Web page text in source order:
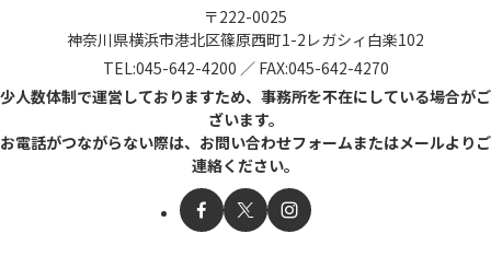
〒222-0025
神奈川県横浜市港北区篠原西町1-2 レガシィ白楽102
TEL:045-642-4200 ／ FAX:045-642-4270
少人数体制で運営しておりますため、事務所を不在にしている場合がご
ざいます。
お電話がつながらない際は、お問い合わせフォームまたはメールよりご
連絡ください。